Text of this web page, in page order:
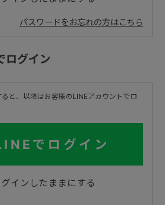
パスワードをお忘れの方はこちら
ログイン
と、以降はお客様のLINEアカウントでロ
でログイン
グインしたままにする